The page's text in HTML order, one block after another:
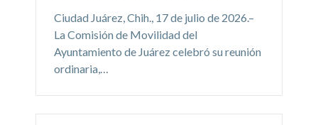
Ciudad Juárez, Chih., 17 de julio de 2026.–
La Comisión de Movilidad del
Ayuntamiento de Juárez celebró su reunión
ordinaria,…